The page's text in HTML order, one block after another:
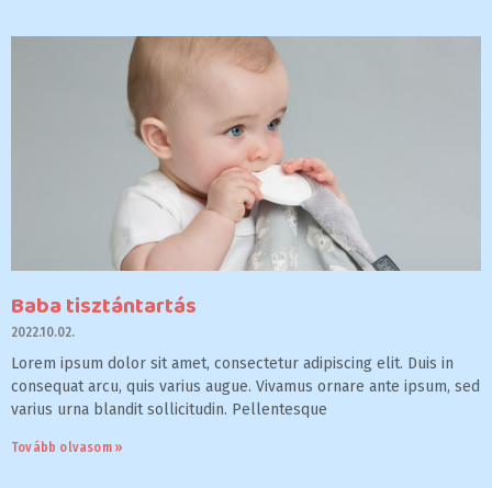
Baba tisztántartás
2022.10.02.
Lorem ipsum dolor sit amet, consectetur adipiscing elit. Duis in
consequat arcu, quis varius augue. Vivamus ornare ante ipsum, sed
varius urna blandit sollicitudin. Pellentesque
Tovább olvasom »